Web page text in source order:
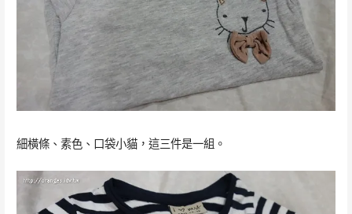
細橫條、素色、口袋小貓，這三件是一組。